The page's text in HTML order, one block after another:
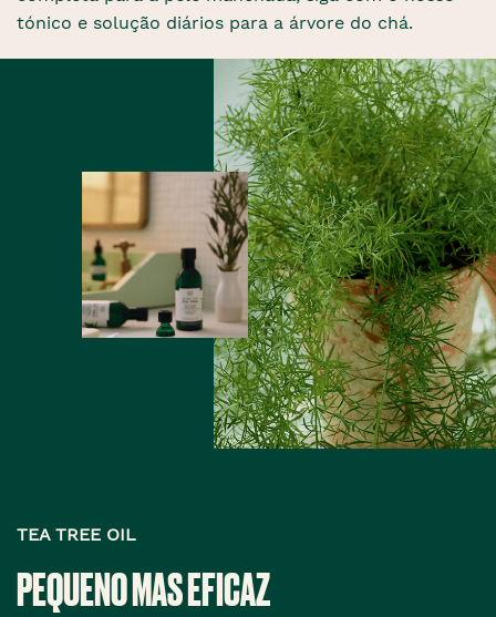
tónico e solução diários para a árvore do chá.
TEA TREE OIL
PEQUENO MAS EFICAZ